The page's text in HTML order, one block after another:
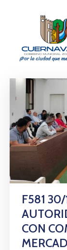
Gobierno
Turismo
Trámites
Servicios
Licitaciones
Transparencia
Directorio
Citas
F581
CON